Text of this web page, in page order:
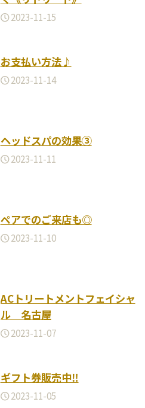
2023-11-15
お支払い方法♪
2023-11-14
ヘッドスパの効果③
2023-11-11
ペアでのご来店も◎
2023-11-10
ACトリートメントフェイシャ
ル 名古屋
2023-11-07
ギフト券販売中‼︎
2023-11-05